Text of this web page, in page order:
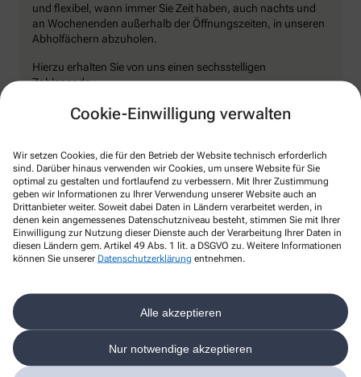
Cookie-Einwilligung verwalten
Wir setzen Cookies, die für den Betrieb der Website technisch erforderlich
sind. Darüber hinaus verwenden wir Cookies, um unsere Website für Sie
optimal zu gestalten und fortlaufend zu verbessern. Mit Ihrer Zustimmung
geben wir Informationen zu Ihrer Verwendung unserer Website auch an
Drittanbieter weiter. Soweit dabei Daten in Ländern verarbeitet werden, in
denen kein angemessenes Datenschutzniveau besteht, stimmen Sie mit Ihrer
Einwilligung zur Nutzung dieser Dienste auch der Verarbeitung Ihrer Daten in
diesen Ländern gem. Artikel 49 Abs. 1 lit. a DSGVO zu. Weitere Informationen
können Sie unserer Datenschutzerklärung entnehmen.
Alle akzeptieren
Nur notwendige akzeptieren
und flexibel, wann immer Sie Zeit haben, auch nachts und
an Wochenenden außerhalb der Öffnungszeiten, in unseren
Abholfächern abzuholen.
Hierzu erhalten Sie von uns einen sechsstelligen
Zahlencode.
Beim Abholen geben Sie an unseren Abholfächern direkt den
sechsstelligen Zahlen Code ein.
Das Abholfach mit Ihren Medikamenten öffnet sich
automatisch.
Nach Entnahme der Medikamente muss die Tür des
Abholfachs wieder durch Zudrücken geschlossen werden.
Wir können Medikamente im Abholfach nur dann
bereitstellen, wenn uns für diese ein Rezept vorliegt oder sie
Jetzt nutzen